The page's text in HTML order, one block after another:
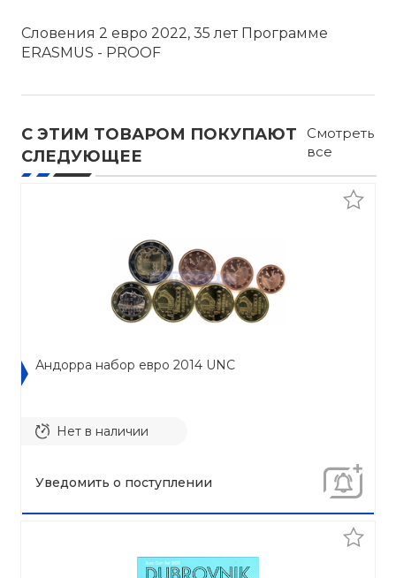
Словения 2 евро 2022, 35 лет Программе
ERASMUS - PROOF
С ЭТИМ ТОВАРОМ ПОКУПАЮТ
СЛЕДУЮЩЕЕ
Смотреть
все
Андорра набор евро 2014 UNC
Нет в наличии
Уведомить о поступлении